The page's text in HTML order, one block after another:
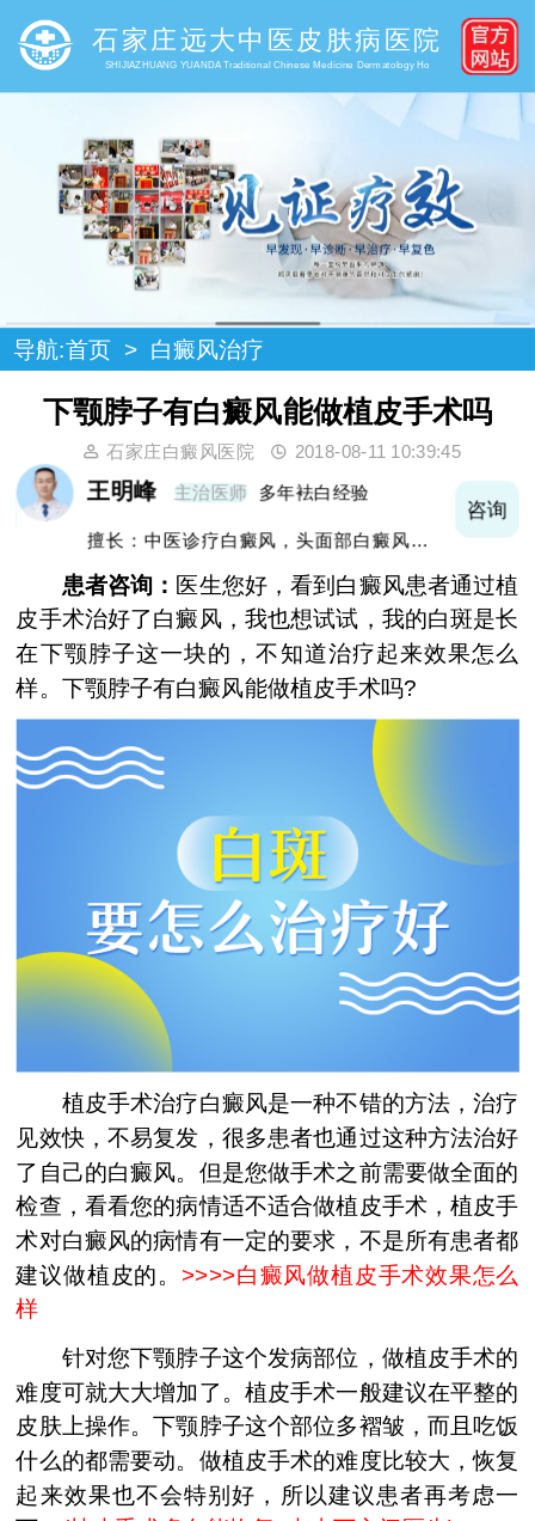
石家庄远大中医皮肤病医院
SHIJIAZHUANG YUANDA Traditional Chinese Medicine Dermatology Ho
导航:首页 > 白癜风治疗
下颚脖子有白癜风能做植皮手术吗
石家庄白癜风医院 2018-08-11 10:39:45
王明峰 主治医师 多年袪白经验
擅长：中医诊疗白癜风，头面部白癜风，青
咨询
患者咨询： 医生您好，看到白癜风患者通过植
皮手术治好了白癜风，我也想试试，我的白斑是长
在下颚脖子这一块的，不知道治疗起来效果怎么
样。下颚脖子有白癜风能做植皮手术吗?
植皮手术治疗白癜风是一种不错的方法，治疗
见效快，不易复发，很多患者也通过这种方法治好
了自己的白癜风。但是您做手术之前需要做全面的
检查，看看您的病情适不适合做植皮手术，植皮手
术对白癜风的病情有一定的要求，不是所有患者都
建议做植皮的。 >>>>白癜风做植皮手术效果怎么
样
针对您下颚脖子这个发病部位，做植皮手术的
难度可就大大增加了。植皮手术一般建议在平整的
皮肤上操作。下颚脖子这个部位多褶皱，而且吃饭
什么的都需要动。做植皮手术的难度比较大，恢复
起来效果也不会特别好，所以建议患者再考虑一